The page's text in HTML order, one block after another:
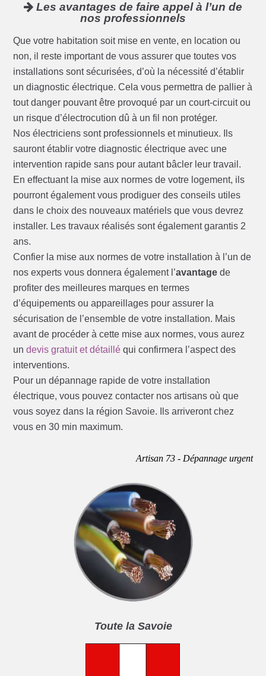
Les avantages de faire appel à l’un de
nos professionnels
Que votre habitation soit mise en vente, en location ou
non, il reste important de vous assurer que toutes vos
installations sont sécurisées, d’où la nécessité d’établir
un diagnostic électrique. Cela vous permettra de pallier à
tout danger pouvant être provoqué par un court-circuit ou
un risque d’électrocution dû à un fil non protéger.
Nos électriciens sont professionnels et minutieux. Ils
sauront établir votre diagnostic électrique avec une
intervention rapide sans pour autant bâcler leur travail.
En effectuant la mise aux normes de votre logement, ils
pourront également vous prodiguer des conseils utiles
dans le choix des nouveaux matériels que vous devrez
installer. Les travaux réalisés sont également garantis 2
ans.
Confier la mise aux normes de votre installation à l’un de
nos experts vous donnera également l’avantage de
profiter des meilleures marques en termes
d’équipements ou appareillages pour assurer la
sécurisation de l’ensemble de votre installation. Mais
avant de procéder à cette mise aux normes, vous aurez
undevis gratuit et détaillé qui confirmera l’aspect des
interventions.
Pour un dépannage rapide de votre installation
électrique, vous pouvez contacter nos artisans où que
vous soyez dans la région Savoie. Ils arriveront chez
vous en 30 min maximum.
Artisan 73 - Dépannage urgent
Toute la Savoie